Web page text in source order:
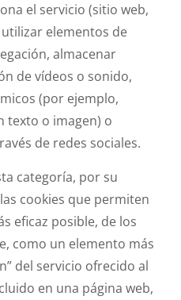
el servicio (sitio web,
elementos de
almacenar
de vídeos o sonido,
(por ejemplo,
texto o imagen) o
de redes sociales.
categoría, por su
cookies que permiten
eficaz posible, de los
como un elemento más
del servicio ofrecido al
en una página web,